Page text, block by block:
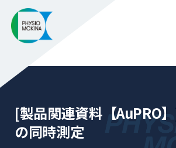
[製品関連資料【AuPRO
の同時測定